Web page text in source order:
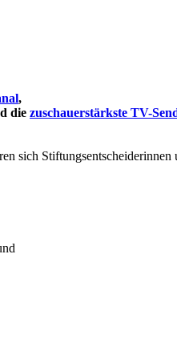
,
die zuschauerstärkste TV-
sich Stiftungsentscheiderinnen